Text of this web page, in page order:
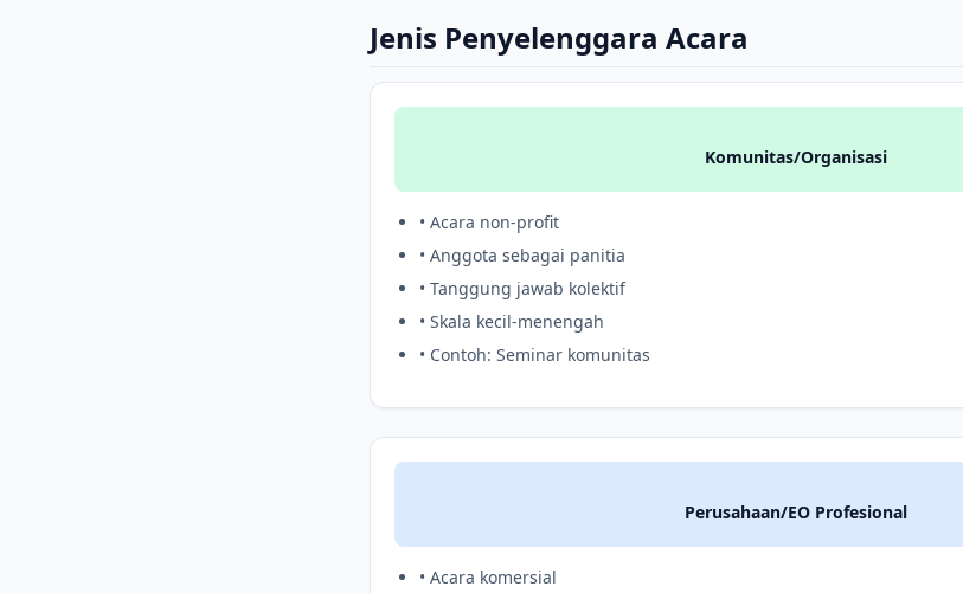
Jenis Penyelenggara Acara
Komunitas/Organisasi
• Acara non-profit
• Anggota sebagai panitia
• Tanggung jawab kolektif
• Skala kecil-menengah
• Contoh: Seminar komunitas
Perusahaan/EO Profesional
• Acara komersial